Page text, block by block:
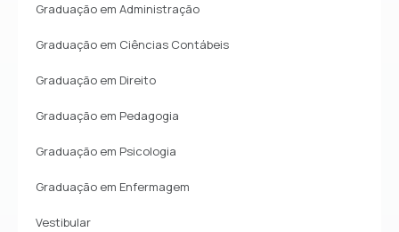
Graduação em Administração
Graduação em Ciências Contábeis
Graduação em Direito
Graduação em Pedagogia
Graduação em Psicologia
Graduação em Enfermagem
Vestibular